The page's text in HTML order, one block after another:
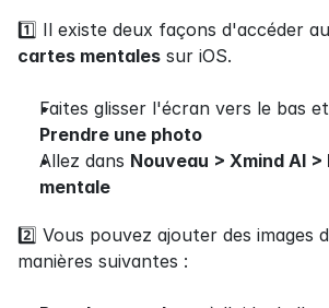
1️⃣ Il existe deux façons d'accéder
cartes mentales sur iOS.
Prendre une photo
Allez dans Nouveau > Xmind AI
mentale
2️⃣ Vous pouvez ajouter des images
manières suivantes :